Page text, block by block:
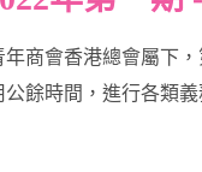
商會香港總會屬下
餘時間，進行各類